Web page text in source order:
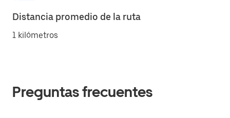
Distancia promedio de la ruta
1 kilómetros
Preguntas frecuentes